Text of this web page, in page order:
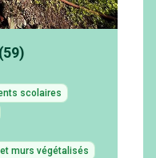
scolaires
murs végétalisés